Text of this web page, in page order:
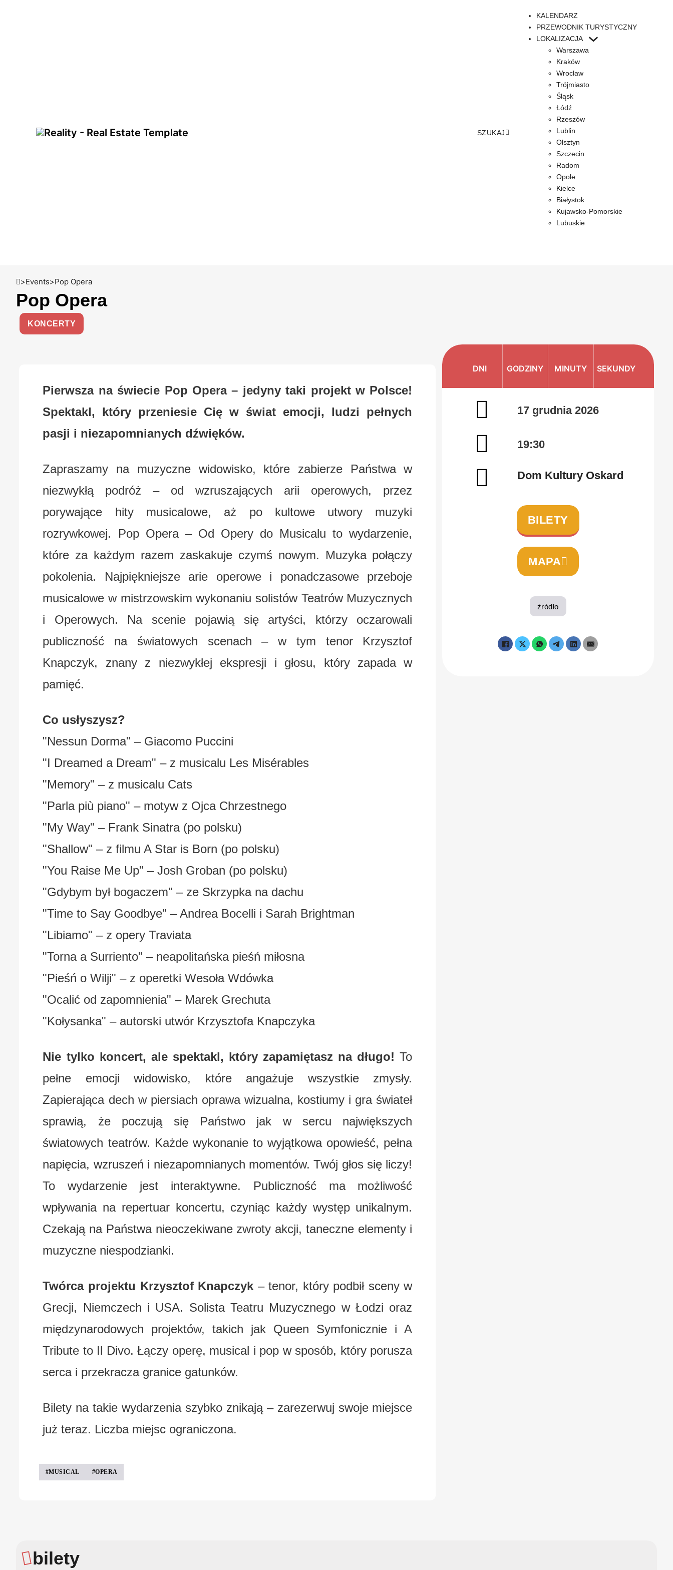
SZUKAJ
KALENDARZ
PRZEWODNIK TURYSTYCZNY
LOKALIZACJA
Warszawa
Kraków
Wrocław
Trójmiasto
Śląsk
Łódź
Rzeszów
Lublin
Olsztyn
Szczecin
Radom
Opole
Kielce
Białystok
Kujawsko-Pomorskie
Lubuskie
>Events>Pop Opera
Pop Opera
KONCERTY
Pierwsza na świecie Pop Opera – jedyny taki projekt w Polsce!
Spektakl, który przeniesie Cię w świat emocji, ludzi pełnych
pasji i niezapomnianych dźwięków.
Zapraszamy na muzyczne widowisko, które zabierze Państwa w
niezwykłą podróż – od wzruszających arii operowych, przez
porywające hity musicalowe, aż po kultowe utwory muzyki
rozrywkowej. Pop Opera – Od Opery do Musicalu to wydarzenie,
które za każdym razem zaskakuje czymś nowym. Muzyka połączy
pokolenia. Najpiękniejsze arie operowe i ponadczasowe przeboje
musicalowe w mistrzowskim wykonaniu solistów Teatrów Muzycznych
i Operowych. Na scenie pojawią się artyści, którzy oczarowali
publiczność na światowych scenach – w tym tenor Krzysztof
Knapczyk, znany z niezwykłej ekspresji i głosu, który zapada w
pamięć.
Co usłyszysz?
"Nessun Dorma" – Giacomo Puccini
"I Dreamed a Dream" – z musicalu Les Misérables
"Memory" – z musicalu Cats
"Parla più piano" – motyw z Ojca Chrzestnego
"My Way" – Frank Sinatra (po polsku)
"Shallow" – z filmu A Star is Born (po polsku)
"You Raise Me Up" – Josh Groban (po polsku)
"Gdybym był bogaczem" – ze Skrzypka na dachu
"Time to Say Goodbye" – Andrea Bocelli i Sarah Brightman
"Libiamo" – z opery Traviata
"Torna a Surriento" – neapolitańska pieśń miłosna
"Pieśń o Wilji" – z operetki Wesoła Wdówka
"Ocalić od zapomnienia" – Marek Grechuta
"Kołysanka" – autorski utwór Krzysztofa Knapczyka
Nie tylko koncert, ale spektakl, który zapamiętasz na długo! To
pełne emocji widowisko, które angażuje wszystkie zmysły.
Zapierająca dech w piersiach oprawa wizualna, kostiumy i gra świateł
sprawią, że poczują się Państwo jak w sercu największych
światowych teatrów. Każde wykonanie to wyjątkowa opowieść, pełna
napięcia, wzruszeń i niezapomnianych momentów. Twój głos się liczy!
To wydarzenie jest interaktywne. Publiczność ma możliwość
wpływania na repertuar koncertu, czyniąc każdy występ unikalnym.
Czekają na Państwa nieoczekiwane zwroty akcji, taneczne elementy i
muzyczne niespodzianki.
Twórca projektu Krzysztof Knapczyk – tenor, który podbił sceny w
Grecji, Niemczech i USA. Solista Teatru Muzycznego w Łodzi oraz
międzynarodowych projektów, takich jak Queen Symfonicznie i A
Tribute to Il Divo. Łączy operę, musical i pop w sposób, który porusza
serca i przekracza granice gatunków.
Bilety na takie wydarzenia szybko znikają – zarezerwuj swoje miejsce
już teraz. Liczba miejsc ograniczona.
#MUSICAL #OPERA
DNI GODZINY MINUTY SEKUNDY
17 grudnia 2026
19:30
Dom Kultury Oskard
BILETY
MAPA
źródło
bilety